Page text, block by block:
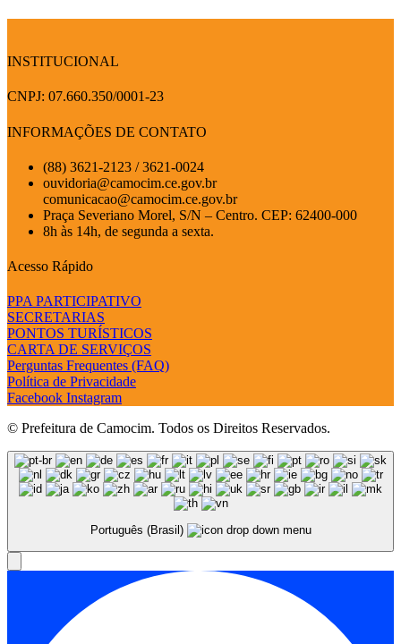
INSTITUCIONAL
CNPJ: 07.660.350/0001-23
INFORMAÇÕES DE CONTATO
(88) 3621-2123 / 3621-0024
ouvidoria@camocim.ce.gov.br
comunicacao@camocim.ce.gov.br
Praça Severiano Morel, S/N – Centro. CEP: 62400-000
8h às 14h, de segunda a sexta.
Acesso Rápido
PPA PARTICIPATIVO
SECRETARIAS
PONTOS TURÍSTICOS
CARTA DE SERVIÇOS
Perguntas Frequentes (FAQ)
Política de Privacidade
Facebook Instagram
© Prefeitura de Camocim. Todos os Direitos Reservados.
Português (Brasil)